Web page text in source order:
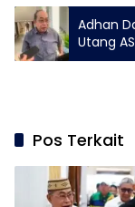
Adhan
Utang
Pos Terkait